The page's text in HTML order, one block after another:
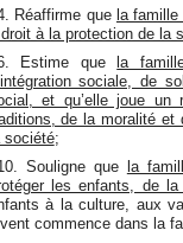
Réaffirme que la
à la protection de la
Estime que
la
sociale, de
et qu’elle joue un
de la moralité et
société;
Souligne que
la
les enfants, de la
à la culture, aux
commence dans la